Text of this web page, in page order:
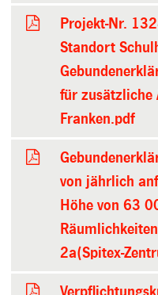
Projekt-Nr.
Standort
für zusätzliche
Franken.pdf
von jährlich
Höhe von 63
2a(Spitex-